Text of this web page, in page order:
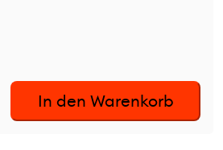
In den Warenkorb